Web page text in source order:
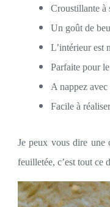
Croustillante à
Un goût de
L’intérieur est
Parfaite pour
A nappez
Facile à réaliser
Je peux vous dire une
feuilletée, c’est tout ce